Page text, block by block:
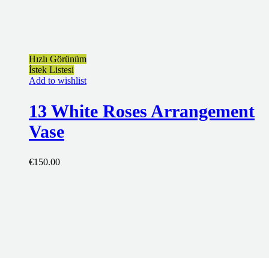
Hızlı Görünüm
İstek Listesi
Add to wishlist
13 White Roses Arrangement
Vase
€150.00